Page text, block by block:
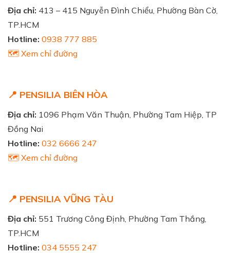
Địa chỉ: 413 – 415 Nguyễn Đình Chiểu, Phường Bàn Cờ,
TP.HCM
Hotline: 0938 777 885
🗺️ Xem chỉ đường
📍 PENSILIA BIÊN HÒA
Địa chỉ: 1096 Phạm Văn Thuận, Phường Tam Hiệp, TP
Đồng Nai
Hotline: 032 6666 247
🗺️ Xem chỉ đường
📍 PENSILIA VŨNG TÀU
Địa chỉ: 551 Trương Công Định, Phường Tam Thắng,
TP.HCM
Hotline: 034 5555 247